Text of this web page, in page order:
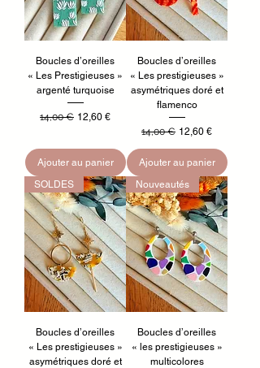
Boucles d’oreilles
« Les Prestigieuses »
argenté turquoise
Prix original
14,00 € Prix promotionnel
12,60 €
Ajouter au panier
Boucles d’oreilles
« Les prestigieuses »
asymétriques doré et
flamenco
Prix original
14,00 € Prix promotionnel
12,60 €
Ajouter au panier
SOLDES
Boucles d’oreilles
« Les prestigieuses »
asymétriques doré et
Nouveautés
Boucles d’oreilles
« les prestigieuses »
multicolores